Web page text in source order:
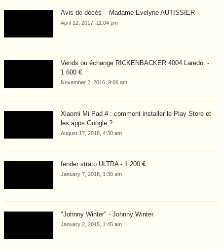
Avis de décès – Madame Evelyne AUTISSIER
April 12, 2017, 11:04 pm
Vends ou échange RICKENBACKER 4004 Laredo. -
1 600 €
November 2, 2016, 9:06 am
Xiaomi Mi Pad 4 : comment installer le Play Store et
les apps Google ?
August 17, 2018, 4:30 am
fender strato ULTRA - 1 200 €
January 7, 2018, 1:30 am
"Johnny Winter" - Johnny Winter
January 2, 2015, 1:45 am